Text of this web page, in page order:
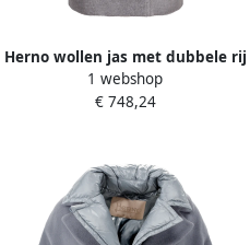
Herno wollen jas met dubbele rij
knopen en reverskraag Gray Dames
1 webshop
€ 748,24